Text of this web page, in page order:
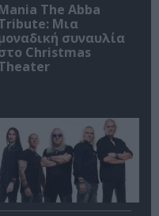
The Abba
Μια
συναυλία
Christmas